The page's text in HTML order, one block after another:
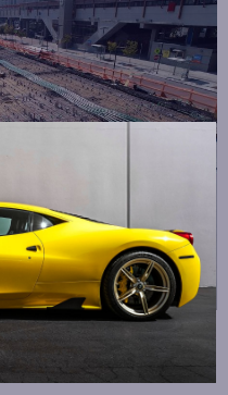
Sveriges ledning